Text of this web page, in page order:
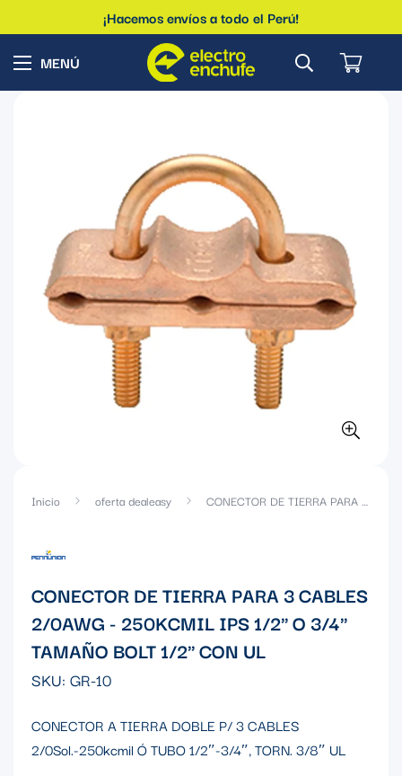
¡Hacemos envíos a todo el Perú!
Inicio oferta dealeasy CONECTOR DE TIERRA PARA 3 CABLES 2/0AWG - 250KCMIL IPS 1/2" O 3/4" TAMAÑO BOLT 1/2" CON UL
CONECTOR DE TIERRA PARA 3 CABLES
2/0AWG - 250KCMIL IPS 1/2" O 3/4"
TAMAÑO BOLT 1/2" CON UL
SKU: GR-10
CONECTOR A TIERRA DOBLE P/ 3 CABLES
2/0Sol.-250kcmil Ó TUBO 1/2″-3/4″, TORN. 3/8″ UL